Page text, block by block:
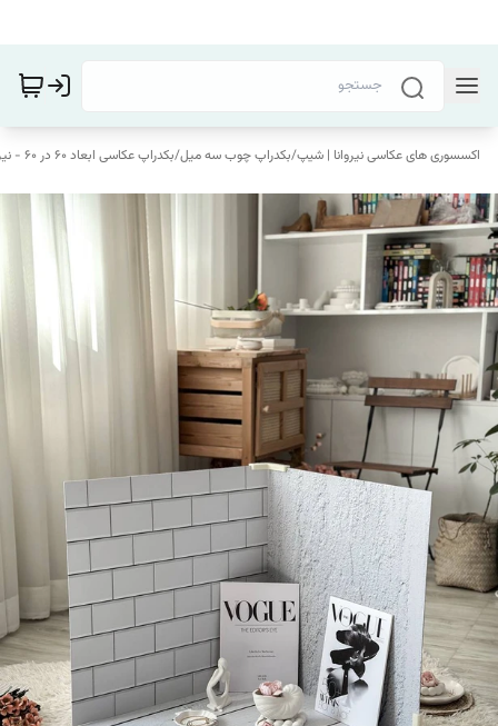
اکسسوری های عکاسی نیروانا | شیپ/بکدراپ چوب سه میل/بکدراپ عکاسی ابعاد 60 در 60 - نیروانا